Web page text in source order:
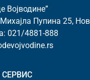
Војводине”
Пупина 25,
021/4881-888